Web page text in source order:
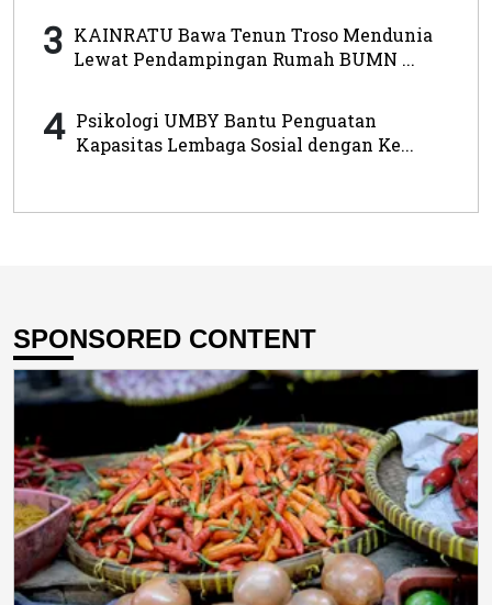
3 KAINRATU Bawa Tenun Troso Mendunia
Lewat Pendampingan Rumah BUMN ...
4 Psikologi UMBY Bantu Penguatan
Kapasitas Lembaga Sosial dengan Ke...
SPONSORED CONTENT